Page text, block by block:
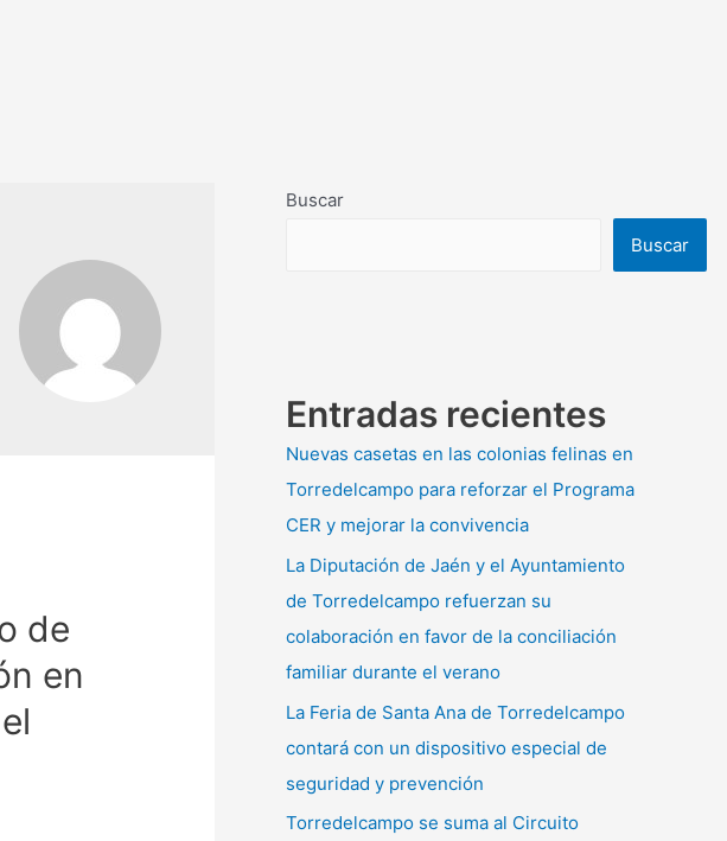
de
en
Buscar
Buscar
Entradas recientes
Nuevas casetas en las colonias felinas en
Torredelcampo para reforzar el Programa
CER y mejorar la convivencia
La Diputación de Jaén y el Ayuntamiento
de Torredelcampo refuerzan su
colaboración en favor de la conciliación
familiar durante el verano
La Feria de Santa Ana de Torredelcampo
contará con un dispositivo especial de
seguridad y prevención
Torredelcampo se suma al Circuito